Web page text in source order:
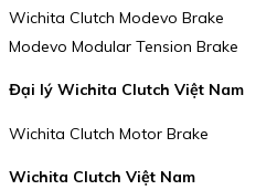
Wichita Clutch Modevo Brake
Modevo Modular Tension Brake
Đại lý Wichita Clutch Việt Nam
Wichita Clutch Motor Brake
Wichita Clutch Việt Nam